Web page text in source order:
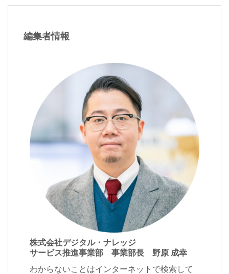
編集者情報
株式会社デジタル・ナレッジ
サービス推進事業部 事業部長 野原 成幸
わからないことはインターネットで検索して